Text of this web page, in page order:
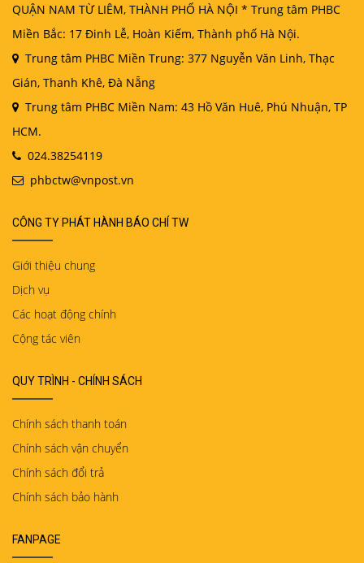
QUẬN NAM TỪ LIÊM, THÀNH PHỐ HÀ NỘI * Trung tâm PHBC
Miền Bắc: 17 Đinh Lễ, Hoàn Kiếm, Thành phố Hà Nội.
Trung tâm PHBC Miền Trung: 377 Nguyễn Văn Linh, Thạc
Gián, Thanh Khê, Đà Nẵng
Trung tâm PHBC Miền Nam: 43 Hồ Văn Huê, Phú Nhuận, TP
HCM.
024.38254119
phbctw@vnpost.vn
CÔNG TY PHÁT HÀNH BÁO CHÍ TW
Giới thiệu chung
Dịch vụ
Các hoạt động chính
Cộng tác viên
QUY TRÌNH - CHÍNH SÁCH
Chính sách thanh toán
Chính sách vận chuyển
Chính sách đổi trả
Chính sách bảo hành
FANPAGE